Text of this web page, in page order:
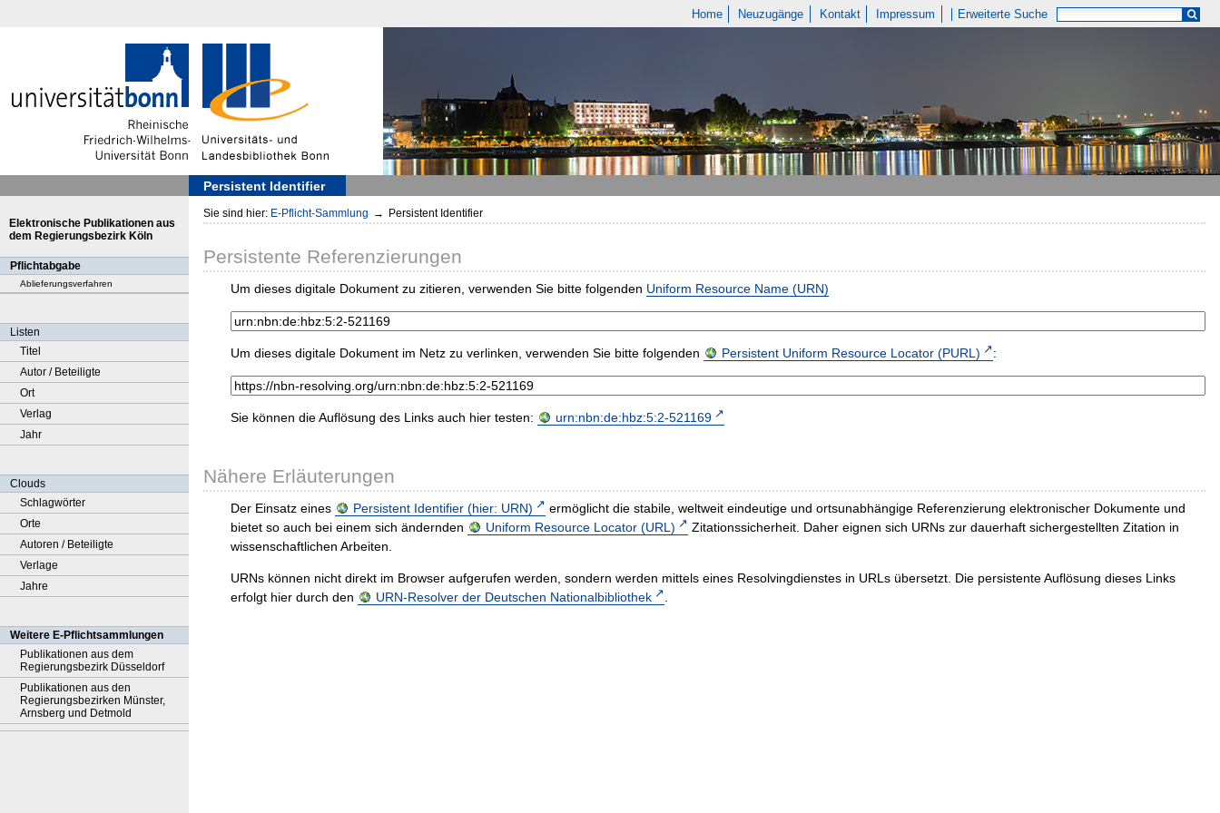
Home Neuzugänge Kontakt Impressum Erweiterte Suche
Persistent Identifier
Elektronische Publikationen aus
dem Regierungsbezirk Köln
Pflichtabgabe
Ablieferungsverfahren
Listen
Titel
Autor / Beteiligte
Ort
Verlag
Jahr
Clouds
Schlagwörter
Orte
Autoren / Beteiligte
Verlage
Jahre
Weitere E-Pflichtsammlungen
Publikationen aus dem
Regierungsbezirk Düsseldorf
Publikationen aus den
Regierungsbezirken Münster,
Arnsberg und Detmold
Sie sind hier: E-Pflicht-Sammlung → Persistent Identifier
Persistente Referenzierungen
Um dieses digitale Dokument zu zitieren, verwenden Sie bitte folgenden Uniform Resource Name (URN)
Um dieses digitale Dokument im Netz zu verlinken, verwenden Sie bitte folgenden Persistent Uniform Resource Locator (PURL) :
Sie können die Auflösung des Links auch hier testen: urn:nbn:de:hbz:5:2-521169
Nähere Erläuterungen
Der Einsatz eines Persistent Identifier (hier: URN)
ermöglicht die stabile, weltweit eindeutige und ortsunabhängige Referenzierung elektronischer Dokumente und
bietet so auch bei einem sich ändernden
Uniform Resource Locator (URL)
Zitationssicherheit. Daher eignen sich URNs zur dauerhaft sichergestellten Zitation in
wissenschaftlichen Arbeiten.
URNs können nicht direkt im Browser aufgerufen werden, sondern werden mittels eines Resolvingdienstes in URLs übersetzt. Die persistente Auflösung dieses Links
erfolgt hier durch den
URN-Resolver der Deutschen Nationalbibliothek .